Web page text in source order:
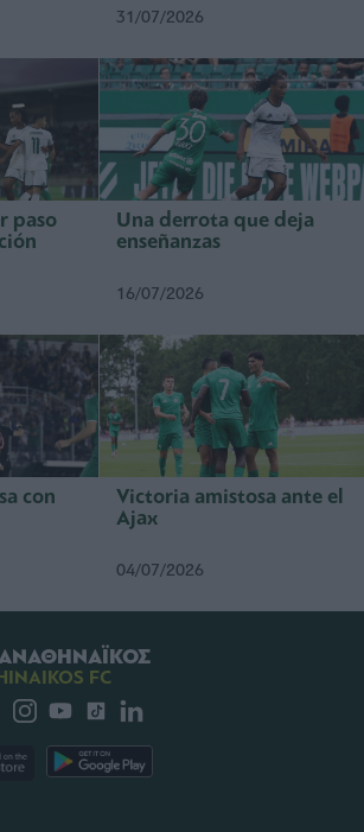
31/07/2026
paso Una derrota que deja
enseñanzas
16/07/2026
con Victoria amistosa ante el
Ajax
04/07/2026
FC